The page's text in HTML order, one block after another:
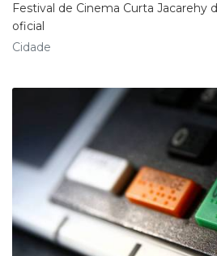
Festival de Cinema Curta Jacarehy
oficial
Cidade